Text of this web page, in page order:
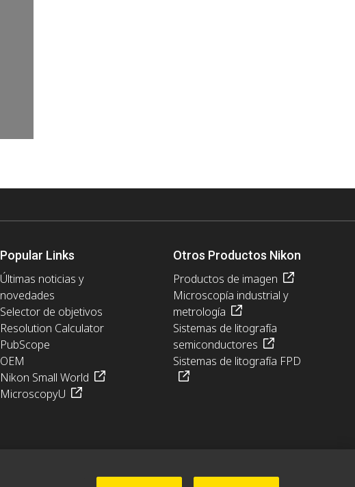
Popular Links
Últimas noticias y
novedades
Selector de objetivos
Resolution Calculator
PubScope
OEM
Nikon Small World
MicroscopyU
Otros Productos Nikon
Productos de imagen
Microscopía industrial y
metrología
Sistemas de litografía
semiconductores
Sistemas de litografía FPD